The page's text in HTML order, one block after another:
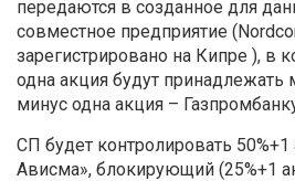
передаются в созданное для
совместное предприятие
зарегистрировано на Кипре ), в
одна акция будут принадлежать
минус одна акция –
СП будет контролировать
Ависма», блокирующий (25%+1